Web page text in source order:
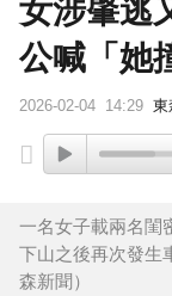
女涉肇逃
公喊「她
2026-02-04 14:29 東
一名女子載兩名閨
下山之後再次發生
森新聞）